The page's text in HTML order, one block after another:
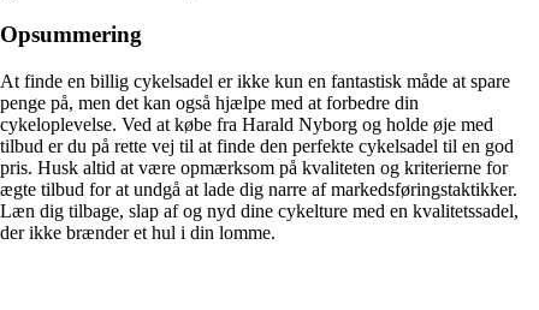
Opsummering
At finde en billig cykelsadel er ikke kun en fantastisk måde at spare
penge på, men det kan også hjælpe med at forbedre din
cykeloplevelse. Ved at købe fra Harald Nyborg og holde øje med
tilbud er du på rette vej til at finde den perfekte cykelsadel til en god
pris. Husk altid at være opmærksom på kvaliteten og kriterierne for
ægte tilbud for at undgå at lade dig narre af markedsføringstaktikker.
Læn dig tilbage, slap af og nyd dine cykelture med en kvalitetssadel,
der ikke brænder et hul i din lomme.